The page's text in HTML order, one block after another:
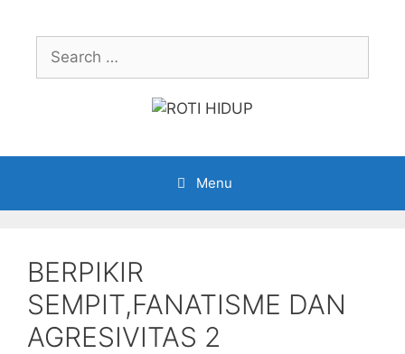
contentSearch
for:
Menu
BERPIKIR
SEMPIT,FANATISME DAN
AGRESIVITAS 2